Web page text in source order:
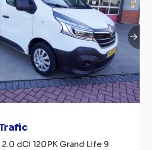
2.0 dCi 120PK Grand Life 9